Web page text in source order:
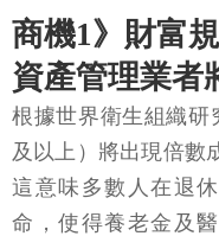
商機1》財富
資產管理業者
根據世界衛生組織研
及以上）將出現倍數
這意味多數人在退
命，使得養老金及